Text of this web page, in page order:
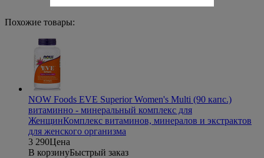
Похожие товары:
NOW Foods EVE Superior Women's Multi (90 капс.)
витаминно - минеральный комплекс для
ЖенщинКомплекс витаминов, минералов и экстрактов
для женского организма
3 290Цена
В корзинуБыстрый заказ